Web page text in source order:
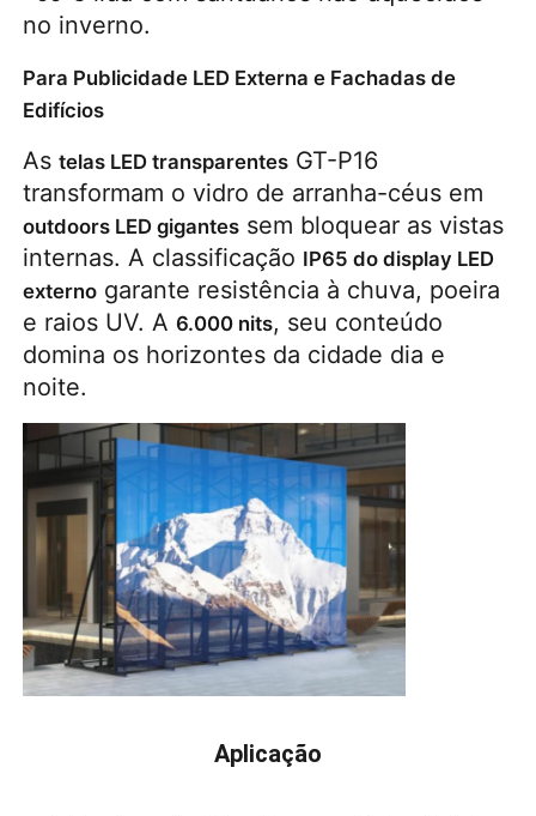
no inverno.
Para Publicidade LED Externa e Fachadas de
Edifícios
As telas LED transparentes GT-P16
outdoors LED gigantes sem bloquear as vistas
internas. A classificação IP65 do display LED
externo garante resistência à chuva, poeira
e raios UV. A 6.000 nits, seu conteúdo
domina os horizontes da cidade dia e
noite.
Aplicação